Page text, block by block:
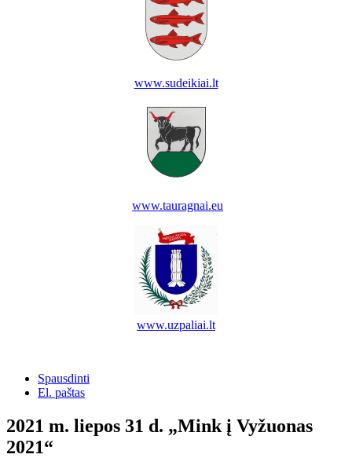
www.sudeikiai.lt
www.tauragnai.eu
www.uzpaliai.lt
Spausdinti
El. paštas
2021 m. liepos 31 d. „Mink į Vyžuonas
2021“